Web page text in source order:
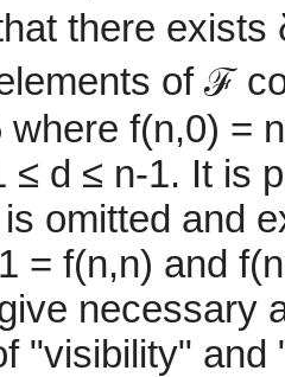
there exists
of ℱ
where f(n,0) =
≤ d ≤ n-1. It is
omitted and
= f(n,n) and
necessary
"visibility"